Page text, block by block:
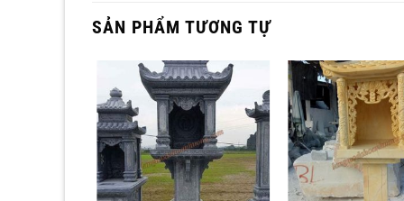
SẢN PHẨM TƯƠNG TỰ